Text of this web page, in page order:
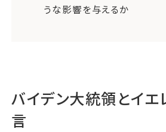
うな影響を与えるか
バイデン大統領とイ
言